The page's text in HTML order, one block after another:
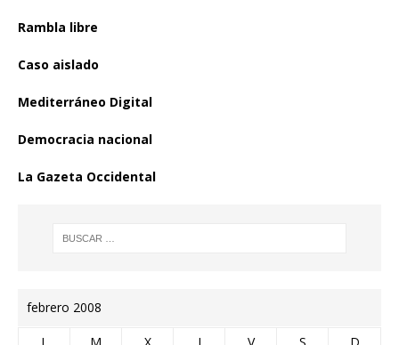
Rambla libre
Caso aislado
Mediterráneo Digital
Democracia nacional
La Gazeta Occidental
febrero 2008